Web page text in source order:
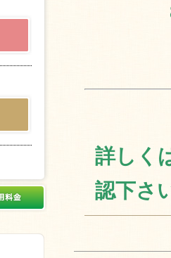
詳しく
認下さ